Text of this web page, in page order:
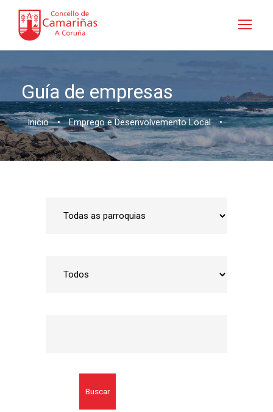
Guía de empresas
Inicio • Emprego e Desenvolvemento Local •
Buscar